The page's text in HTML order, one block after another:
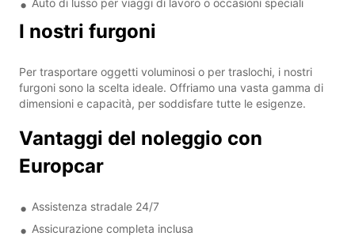
Auto di lusso per viaggi di lavoro o occasioni speciali
I nostri furgoni
Per trasportare oggetti voluminosi o per traslochi, i nostri
furgoni sono la scelta ideale. Offriamo una vasta gamma di
dimensioni e capacità, per soddisfare tutte le esigenze.
Vantaggi del noleggio con
Europcar
Assistenza stradale 24/7
Assicurazione completa inclusa